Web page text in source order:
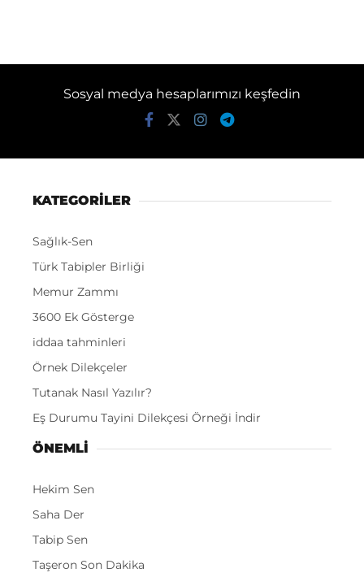
Sosyal medya hesaplarımızı keşfedin
KATEGORİLER
Sağlık-Sen
Türk Tabipler Birliği
Memur Zammı
3600 Ek Gösterge
iddaa tahminleri
Örnek Dilekçeler
Tutanak Nasıl Yazılır?
Eş Durumu Tayini Dilekçesi Örneği İndir
ÖNEMLI
Hekim Sen
Saha Der
Tabip Sen
Taşeron Son Dakika